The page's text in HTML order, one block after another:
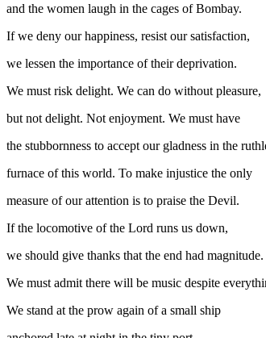
and the women laugh in the cages of Bombay.
If we deny our happiness, resist our satisfaction,
we lessen the importance of their deprivation.
We must risk delight. We can do without pleasure,
but not delight. Not enjoyment. We must have
the stubbornness to accept our gladness in the
furnace of this world. To make injustice the only
measure of our attention is to praise the Devil.
If the locomotive of the Lord runs us down,
we should give thanks that the end had magnitude.
We must admit there will be music despite
We stand at the prow again of a small ship